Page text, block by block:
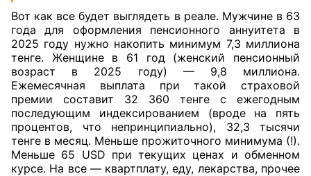
Вот как все будет выглядеть в реале. Мужчине в 63
года для оформления пенсионного аннуитета в
2025 году нужно накопить минимум 7,3 миллиона
тенге. Женщине в 61 год (женский пенсионный
возраст в 2025 году) — 9,8 миллиона.
Ежемесячная выплата при такой страховой
премии составит 32 360 тенге с ежегодным
последующим индексированием (вроде на пять
процентов, что непринципиально), 32,3 тысячи
тенге в месяц. Меньше прожиточного минимума (!).
Меньше 65 USD при текущих ценах и обменном
курсе. На все — квартплату, еду, лекарства, прочее